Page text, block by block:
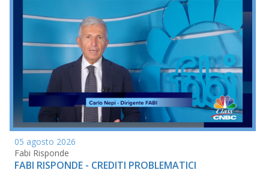
05 agosto 2026
Fabi Risponde
FABI RISPONDE - CREDITI PROBLEMATICI